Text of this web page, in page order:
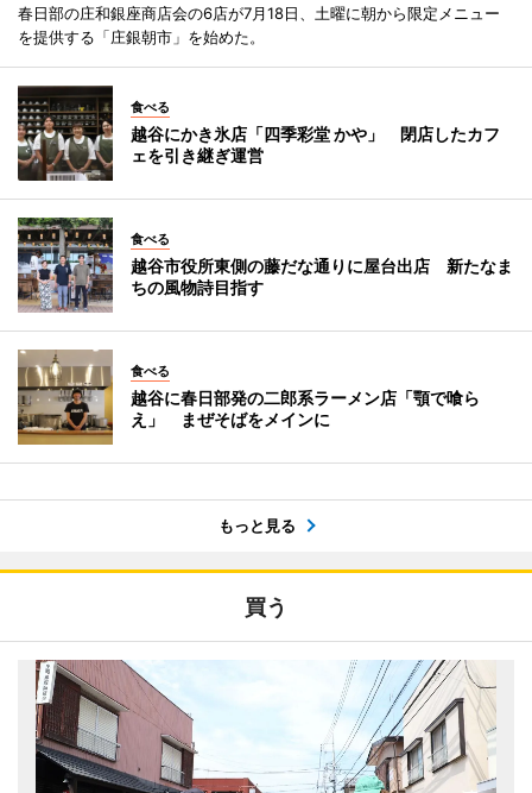
春日部の庄和銀座商店会の6店が7月18日、土曜に朝から限定メニュー
を提供する「庄銀朝市」を始めた。
食べる
越谷にかき氷店「四季彩堂 かや」 閉店したカフ
ェを引き継ぎ運営
食べる
越谷市役所東側の藤だな通りに屋台出店 新たなま
ちの風物詩目指す
食べる
越谷に春日部発の二郎系ラーメン店「顎で喰ら
え」 まぜそばをメインに
もっと見る
買う